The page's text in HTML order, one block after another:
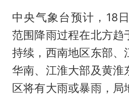
中央气象台预计，18
范围降雨过程在北方趋
持续，西南地区东部、
华南、江淮大部及黄淮
区将有大雨或暴雨，局